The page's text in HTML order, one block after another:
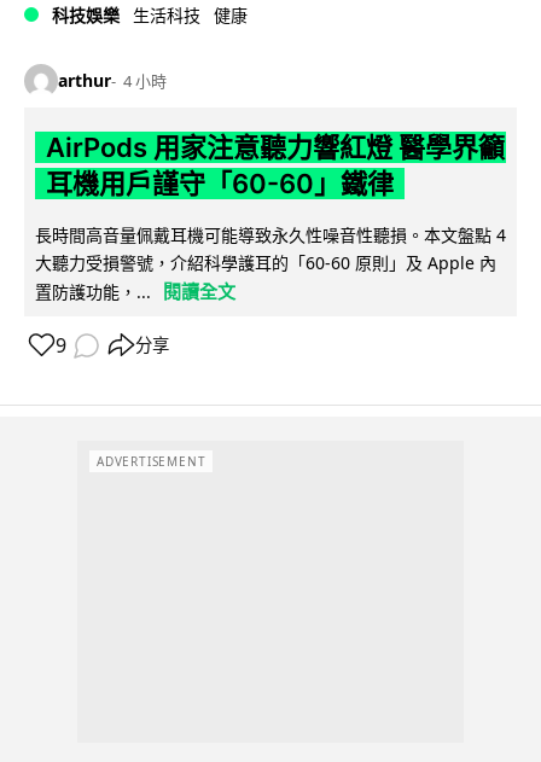
科技娛樂 生活科技 健康
arthur 4 小時
AirPods 用家注意聽力響紅燈 醫學界籲
耳機用戶謹守「60-60」鐵律
長時間高音量佩戴耳機可能導致永久性噪音性聽損。本文盤點 4
大聽力受損警號，介紹科學護耳的「60-60 原則」及 Apple 內
置防護功能，...
閱讀全文
9 分享
ADVERTISEMENT